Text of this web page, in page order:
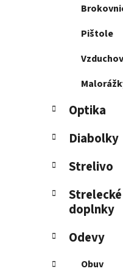
Pištole
Optika
Diabolky
Strelivo
doplnky
Odevy
Obuv